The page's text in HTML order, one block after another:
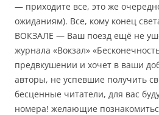
— приходите все, это же
ожиданиям). Все, кому конец
ВОКЗАЛЕ — Ваш поезд ещё не
журнала «Вокзал»
предвкушении и хочет в ваши
авторы, не успевшие получить
бесценные читатели, для вас
номера! желающие